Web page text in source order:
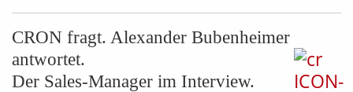
CRON fragt. Alexander Bubenheimer
antwortet.
Der Sales-Manager im Interview.